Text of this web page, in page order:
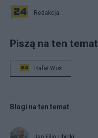
Redakcja
Piszą na ten temat
Rafał Woś
Blogi na ten temat